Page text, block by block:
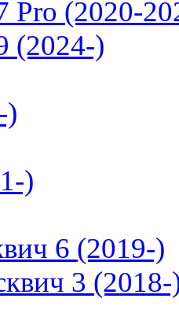
Pro (2020-
(2024-)
)
)
6 (2019-)
3 (2018-